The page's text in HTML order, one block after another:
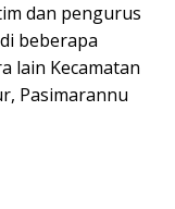
dan pengurus
beberapa
lain Kecamatan
Pasimarannu